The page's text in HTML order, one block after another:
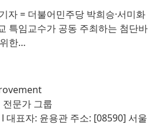
자 = 더불어민주당 박희승·서미화
특임교수가 공동 주최하는 첨단바
한…
전문가 그룹
l 대표자: 윤용관 주소: [08590] 서울